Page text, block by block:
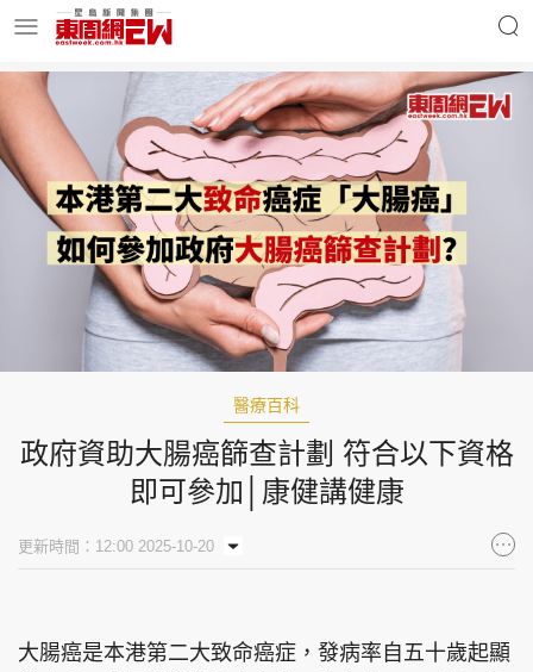
明星名人 時事財經
東周Ladies 優享生活
東周食玩通 會員活動
玄學靈異 東周專欄
醫療百科
政府資助大腸癌篩查計劃 符合以下資格
即可參加│康健講健康
更新時間：12:00 2025-10-20
大腸癌是本港第二大致命癌症，發病率自五十歲起顯